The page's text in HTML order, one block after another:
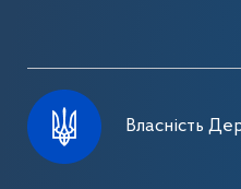
Власність